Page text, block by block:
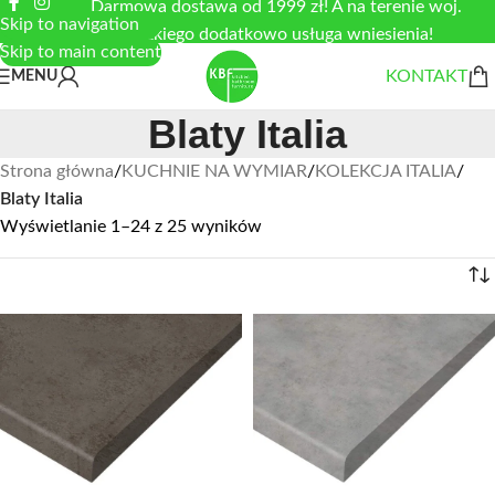
Skip to navigation
Skip to main content
Darmowa dostawa od 1999 zł! A na terenie woj.
łódzkiego dodatkowo usługa wniesienia!
MENU KONTAKT
Blaty Italia
Strona główna/KUCHNIE NA WYMIAR/KOLEKCJA ITALIA/
Blaty Italia
Wyświetlanie 1–24 z 25 wyników